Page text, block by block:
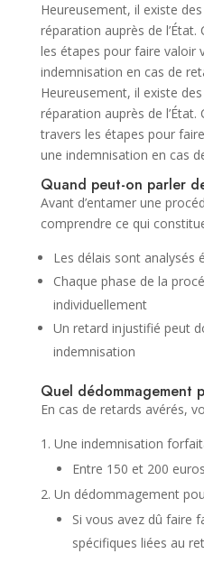
Heureusement, il existe
réparation auprès de
les étapes pour faire valoir
indemnisation en cas de
Heureusement, il existe
réparation auprès de
travers les étapes pour
une indemnisation en cas
Quand peut-on parler
Avant d’entamer une
comprendre ce qui
Les délais sont analysés
Chaque phase de la
individuellement
Un retard injustifié peut
indemnisation
Quel dédommagement
En cas de retards avérés,
Une indemnisation
Entre 150 et 200
Un dédommagement
Si vous avez dû faire
spécifiques liées au